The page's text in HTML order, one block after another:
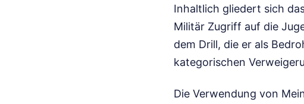
Inhaltlich gliedert sich
Militär Zugriff auf die
dem Drill, die er als
kategorischen
Die Verwendung von